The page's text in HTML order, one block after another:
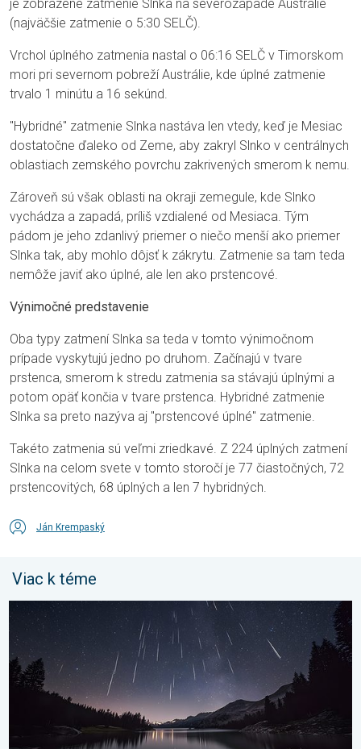
je zobrazené zatmenie Slnka na severozápade Austrálie
(najväčšie zatmenie o 5:30 SELČ).
Vrchol úplného zatmenia nastal o 06:16 SELČ v Timorskom
mori pri severnom pobreží Austrálie, kde úplné zatmenie
trvalo 1 minútu a 16 sekúnd.
"Hybridné" zatmenie Slnka nastáva len vtedy, keď je Mesiac
dostatočne ďaleko od Zeme, aby zakryl Slnko v centrálnych
oblastiach zemského povrchu zakrivených smerom k nemu.
Zároveň sú však oblasti na okraji zemegule, kde Slnko
vychádza a zapadá, príliš vzdialené od Mesiaca. Tým
pádom je jeho zdanlivý priemer o niečo menší ako priemer
Slnka tak, aby mohlo dôjsť k zákrytu. Zatmenie sa tam teda
nemôže javiť ako úplné, ale len ako prstencové.
Výnimočné predstavenie
Oba typy zatmení Slnka sa teda v tomto výnimočnom
prípade vyskytujú jedno po druhom. Začínajú v tvare
prstenca, smerom k stredu zatmenia sa stávajú úplnými a
potom opäť končia v tvare prstenca. Hybridné zatmenie
Slnka sa preto nazýva aj "prstencové úplné" zatmenie.
Takéto zatmenia sú veľmi zriedkavé. Z 224 úplných zatmení
Slnka na celom svete v tomto storočí je 77 čiastočných, 72
prstencovitých, 68 úplných a len 7 hybridných.
Ján Krempaský
Viac k téme
Začína obdobie padajúcich hviezd. Vrchol v auguste. . .